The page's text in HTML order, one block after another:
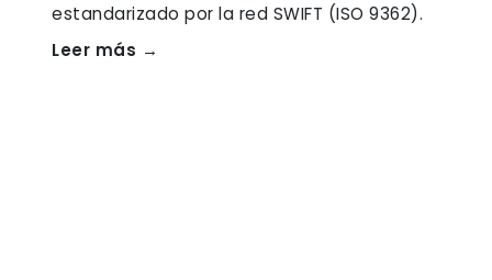
estandarizado por la red SWIFT (ISO 9362).
Leer más →